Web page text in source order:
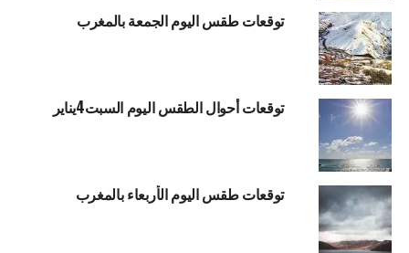
توقعات طقس اليوم الجمعة بالمغرب
توقعات أحوال الطقس اليوم السبت4يناير
توقعات طقس اليوم الأربعاء بالمغرب